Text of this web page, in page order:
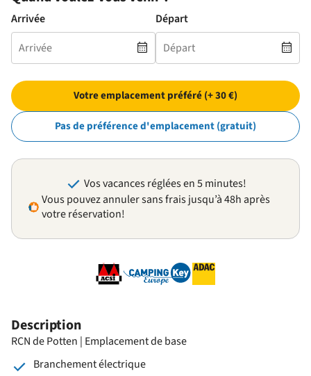
Description
RCN de Potten | Emplacement de base
Branchement électrique
Arrivée Départ
Votre emplacement préféré (+ 30 €)
Pas de préférence d'emplacement (gratuit)
Vos vacances réglées en 5 minutes!
Vous pouvez annuler sans frais jusqu’à 48h après
votre réservation!